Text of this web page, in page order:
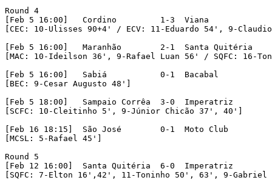
Round 4
[Feb 5 16:00] 	Cordino		1-3  Viana
[CEC: 10-Ulisses 90+4' / ECV: 11-Eduardo 54', 9-
[Feb 5 16:00] 	Maranhão	2-1  Santa Quitéria
[MAC: 10-Ideilson 36', 9-Rafael Luan 56' / SQFC: 16-
[Feb 5 16:00]	Sabiá		0-1  Bacabal
[BEC: 9-Cesar Augusto 48']
[Feb 5 18:00]	Sampaio Corrêa	3-0  Imperatriz
[SCFC: 10-Cleitinho 5', 9-Júnior Chicão 37', 40']
[Feb 16 18:15]	São José	0-1  Moto Club
[MCSL: 5-Rafael 45']
Round 5
[Feb 12 16:00]	Santa Quitéria	6-0  Imperatriz
[SQFC: 7-Elton 16',42', 11-Toninho 50', 63', 9-